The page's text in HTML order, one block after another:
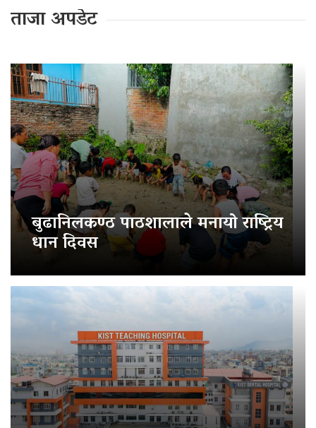
ताजा अपडेट
बुढानिलकण्ठ पाठशालाले मनायो राष्ट्रिय
धान दिवस